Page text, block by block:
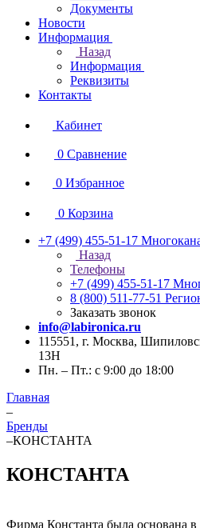
Документы
Новости
Информация
Назад
Информация
Реквизиты
Контакты
Кабинет
0 Сравнение
0 Избранное
0 Корзина
+7 (499) 455-51-17
Назад
Телефоны
+7 (499) 455-51-17
8 (800) 511-77-51
Заказать звонок
info@labironica.ru
115551, г. Москва,
13Н
Пн. – Пт.: с 9:00 до 18:00
Главная
–
Бренды
–КОНСТАНТА
КОНСТАНТА
Фирма Константа была основана в